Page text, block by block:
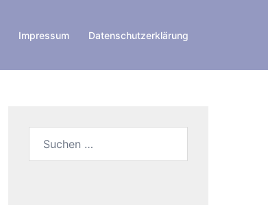
Impressum Datenschutzerklärung